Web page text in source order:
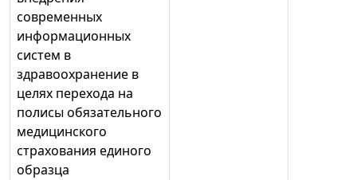
современных
информационных
систем в
здравоохранение в
целях перехода на
полисы обязательного
медицинского
страхования единого
образца